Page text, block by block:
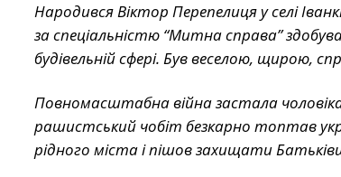
Народився Віктор Перепелиця у селі
за спеціальністю “Митна справа”
будівельній сфері. Був веселою, щирою,
Повномасштабна війна застала
рашистський чобіт безкарно топтав
рідного міста і пішов захищати